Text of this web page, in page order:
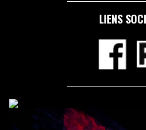
LIENS